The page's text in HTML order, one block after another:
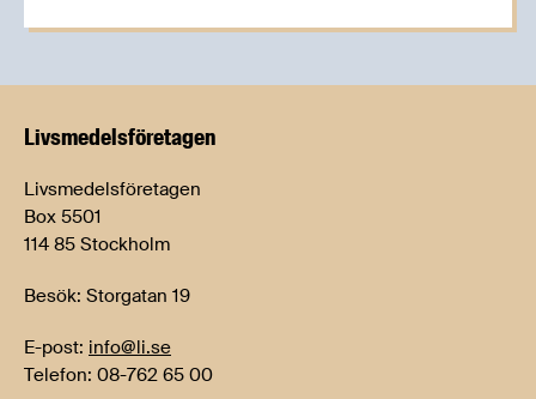
Livsmedels­företagen
Livsmedelsföretagen
Box 5501
114 85 Stockholm
Besök: Storgatan 19
E-post: info@li.se
Telefon: 08-762 65 00